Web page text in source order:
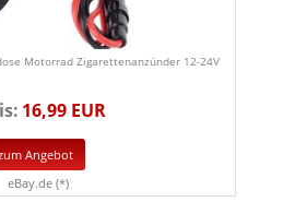
Motorrad Zigarettenanzünder 12-24V
16,99 EUR
Angebot
eBay.de (*)